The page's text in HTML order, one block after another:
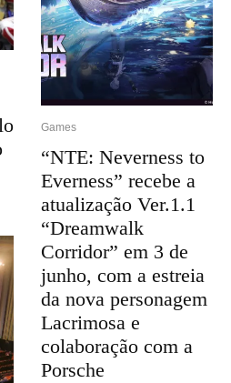
Games
“NTE: Neverness to
Everness” recebe a
atualização Ver.1.1
“Dreamwalk
Corridor” em 3 de
junho, com a estreia
da nova personagem
Lacrimosa e
colaboração com a
Porsche